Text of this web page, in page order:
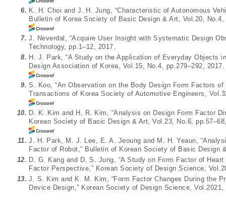
6. K. H. Choi and J. H. Jung, “Characteristic of Autonomous
Bulletin of Korea Society of Basic Design & Art, Vol.20, No.4,
7. J. Neverdal, “Acquire User Insight with Systematic Design
Technology, pp.1–12, 2017.
8. H. J. Park, “A Study on the Application of Everyday Objects
Design Association of Korea, Vol.15, No.4, pp.279–292, 2017.
9. S. Koo, “An Observation on the Body Design Form Factors
Transactions of Korea Society of Automotive Engineers,
10. D. K. Kim and H. R. Kim, “Analysis on Design Form Factor
Korean Society of Basic Design & Art, Vol.23, No.6,
11. J. H. Park, M. J. Lee, E. A. Jeoung and M. H. Yeaun,
Factor of Robot,” Bulletin of Korean Society of Basic Design
12. D. G. Kang and D. S. Jung, “A Study on Form Factor of
Factor Perspective,” Korean Society of Design Science,
13. J. S. Kim and K. M. Kim, “Form Factor Changes During the
Device Design,” Korean Society of Design Science,